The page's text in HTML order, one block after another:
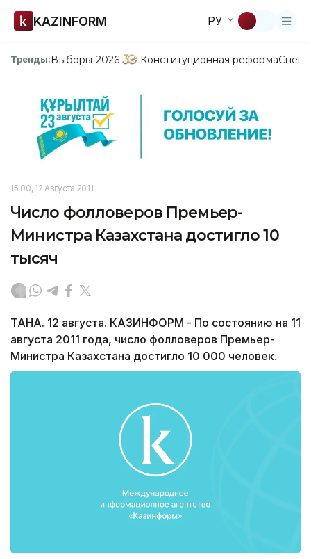
KAZINFORM РУ
Тренды:Выборы-2026 Конституционная реформа
15:00, 12 Августа 2011
Число фолловеров Премьер-
Министра Казахстана достигло 10
тысяч
ТАНА. 12 августа. КАЗИНФОРМ - По состоянию на 11
августа 2011 года, число фолловеров Премьер-
Министра Казахстана достигло 10 000 человек.